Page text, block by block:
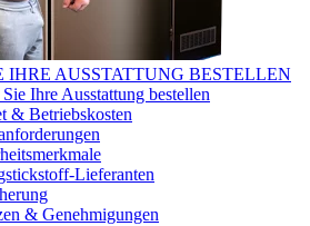
IHRE AUSSTATTUNG BESTELLEN
Ihre Ausstattung bestellen
& Betriebskosten
Lieferanten
& Genehmigungen